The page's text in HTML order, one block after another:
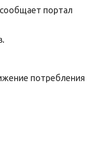
портал
потребления